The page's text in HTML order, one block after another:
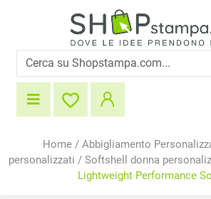
Home/ Abbigliamento
personalizzati / Softshell donna
Lightweight Performance